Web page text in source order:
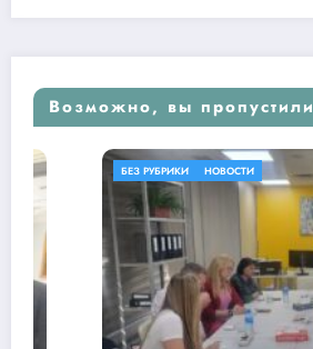
Возможно, вы пропустили
НОВОСТИ